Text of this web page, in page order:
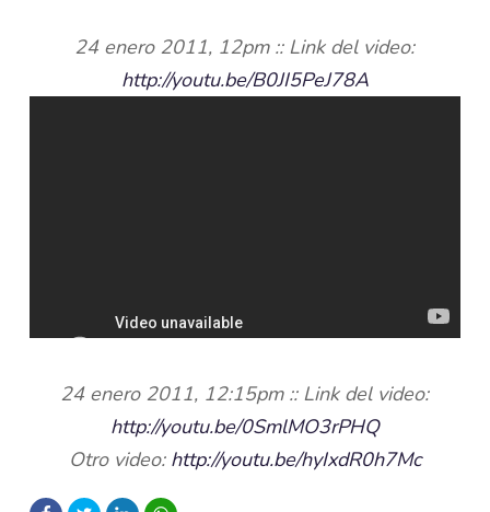
24 enero 2011, 12pm :: Link del video:
http://youtu.be/B0JI5PeJ78A
24 enero 2011, 12:15pm :: Link del video:
http://youtu.be/0SmlMO3rPHQ
Otro video: http://youtu.be/hyIxdR0h7Mc